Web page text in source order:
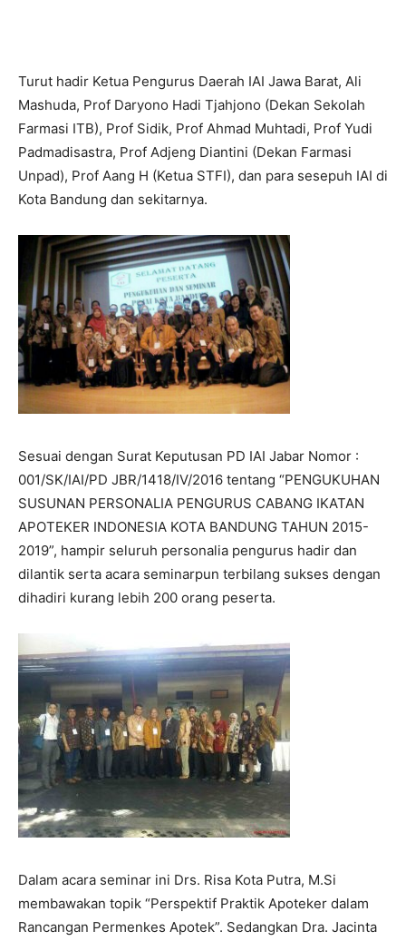
Turut hadir Ketua Pengurus Daerah IAI Jawa Barat, Ali
Mashuda, Prof Daryono Hadi Tjahjono (Dekan Sekolah
Farmasi ITB), Prof Sidik, Prof Ahmad Muhtadi, Prof Yudi
Padmadisastra, Prof Adjeng Diantini (Dekan Farmasi
Unpad), Prof Aang H (Ketua STFI), dan para sesepuh IAI di
Kota Bandung dan sekitarnya.
Sesuai dengan Surat Keputusan PD IAI Jabar Nomor :
001/SK/IAI/PD JBR/1418/IV/2016 tentang “PENGUKUHAN
SUSUNAN PERSONALIA PENGURUS CABANG IKATAN
APOTEKER INDONESIA KOTA BANDUNG TAHUN 2015-
2019”, hampir seluruh personalia pengurus hadir dan
dilantik serta acara seminarpun terbilang sukses dengan
dihadiri kurang lebih 200 orang peserta.
Dalam acara seminar ini Drs. Risa Kota Putra, M.Si
membawakan topik “Perspektif Praktik Apoteker dalam
Rancangan Permenkes Apotek”. Sedangkan Dra. Jacinta